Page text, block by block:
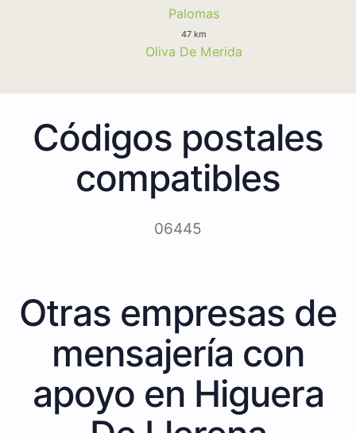
Palomas
47 km
Oliva De Merida
Códigos postales
compatibles
06445
Otras empresas de
mensajería con
apoyo en Higuera